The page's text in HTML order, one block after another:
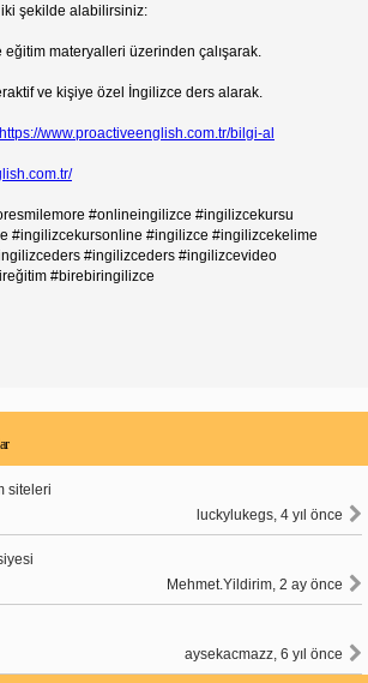
şekilde alabilirsiniz:
materyalleri üzerinden çalışarak.
ve kişiye özel İngilizce ders alarak.
https://www.proactiveenglish.com.tr/bilgi-al
#onlineingilizce #ingilizcekursu
#ingilizcekursonline #ingilizce #ingilizcekelime
#ingilizceders #ingilizcevideo
#birebiringilizce
siteleri
luckylukegs, 4 yıl önce
Mehmet.Yildirim, 2 ay önce
aysekacmazz, 6 yıl önce